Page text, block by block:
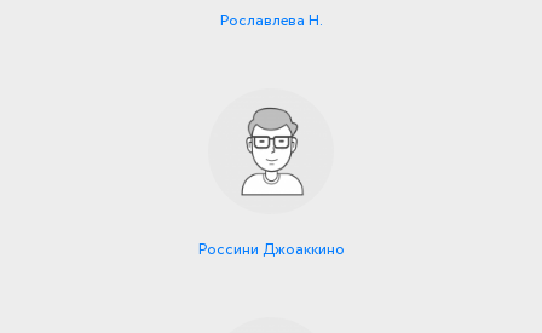
Рославлева Н.
Россини Джоаккино